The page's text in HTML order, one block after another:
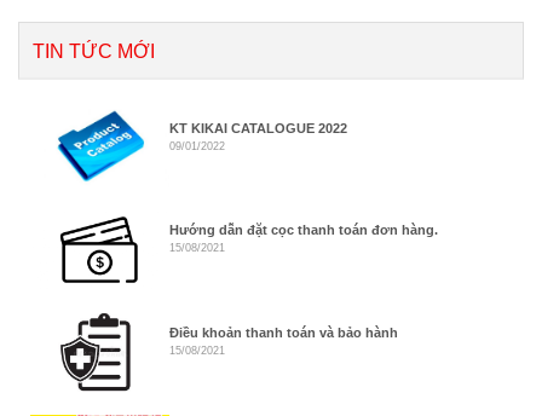
TIN TỨC MỚI
KT KIKAI CATALOGUE 2022
09/01/2022
Hướng dẫn đặt cọc thanh toán đơn hàng.
15/08/2021
Điều khoản thanh toán và bảo hành
15/08/2021